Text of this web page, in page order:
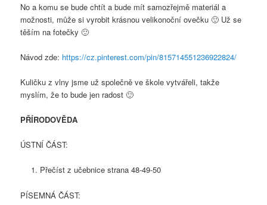
No a komu se bude chtít a bude mít samozřejmě materiál a
možnosti, může si vyrobit krásnou velikonoční ovečku 🙂 Už se
těším na fotečky 🙂
Návod zde: https://cz.pinterest.com/pin/815714551236922824/
Kuličku z vlny jsme už společně ve škole vytvářeli, takže
myslím, že to bude jen radost 🙂
PŘÍRODOVĚDA
ÚSTNÍ ČÁST:
Přečíst z učebnice strana 48-49-50
PÍSEMNÁ ČÁST: